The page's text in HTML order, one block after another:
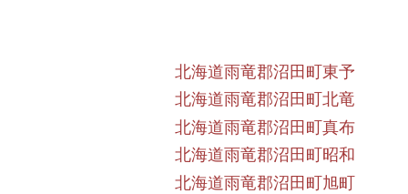
北海道雨竜郡沼田町東予
北海道雨竜郡沼田町北竜
北海道雨竜郡沼田町真布
北海道雨竜郡沼田町昭和
北海道雨竜郡沼田町旭町